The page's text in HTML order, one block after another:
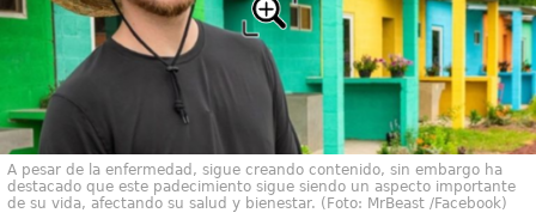
A pesar de la enfermedad, sigue creando contenido, sin embargo ha
destacado que este padecimiento sigue siendo un aspecto importante
de su vida, afectando su salud y bienestar. (Foto: MrBeast /Facebook)